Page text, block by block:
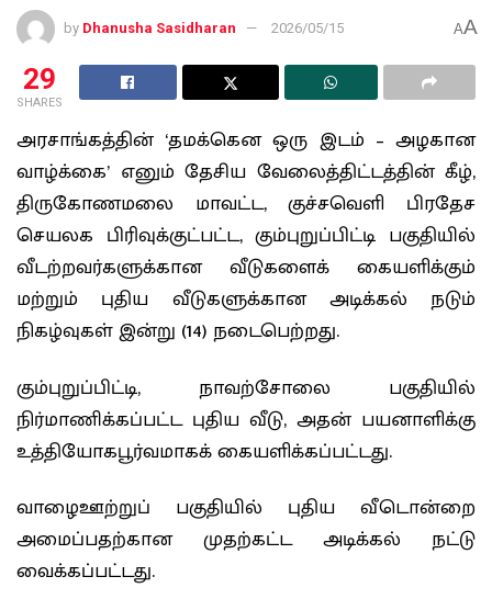
by Dhanusha Sasidharan 2026/05/15 AA
29
SHARES
அரசாங்கத்தின் ‘தமக்கென ஒரு இடம் – அழகான
வாழ்க்கை’ எனும் தேசிய வேலைத்திட்டத்தின் கீழ்,
திருகோணமலை மாவட்ட, குச்சவெளி பிரதேச
செயலக பிரிவுக்குட்பட்ட, கும்புறுப்பிட்டி பகுதியில்
வீடற்றவர்களுக்கான வீடுகளைக் கையளிக்கும்
மற்றும் புதிய வீடுகளுக்கான அடிக்கல் நடும்
நிகழ்வுகள் இன்று (14) நடைபெற்றது.
​கும்புறுப்பிட்டி, நாவற்சோலை பகுதியில்
நிர்மாணிக்கப்பட்ட புதிய வீடு, அதன் பயனாளிக்கு
உத்தியோகபூர்வமாகக் கையளிக்கப்பட்டது.
வாழைஊற்றுப் பகுதியில் புதிய வீடொன்றை
அமைப்பதற்கான முதற்கட்ட அடிக்கல் நட்டு
வைக்கப்பட்டது.